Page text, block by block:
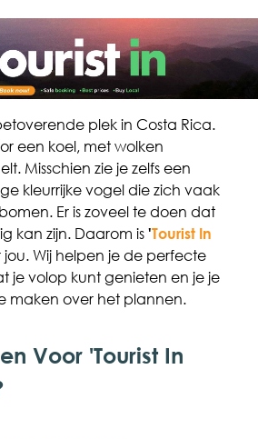
plek in Costa Rica.
een koel, met wolken
Misschien zie je zelfs een
kleurrijke vogel die zich vaak
Er is zoveel te doen dat
kan zijn. Daarom is 'Tourist In
jou. Wij helpen je de perfecte
je volop kunt genieten en je je
maken over het plannen.
Voor 'Tourist In